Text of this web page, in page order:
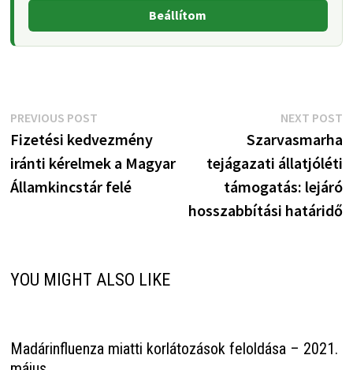
Beállítom
Bejegyzés
navigáció
PREVIOUS POSTPrevious
post:
Fizetési kedvezmény
iránti kérelmek a Magyar
Államkincstár felé
NEXT POST
Szarvasmarha
tejágazati állatjóléti
támogatás: lejáró
hosszabbítási határidő
YOU MIGHT ALSO LIKE
Madárinfluenza miatti korlátozások feloldása – 2021.